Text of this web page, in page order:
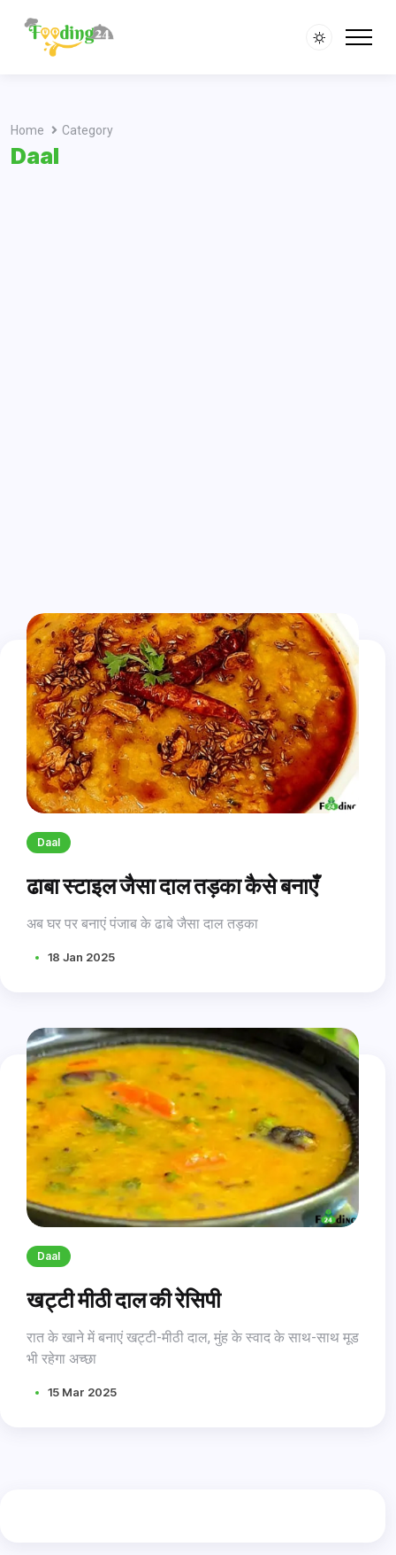
Home Category
Daal
Daal
ढाबा स्टाइल जैसा दाल तड़का कैसे बनाएँ
अब घर पर बनाएं पंजाब के ढाबे जैसा दाल तड़का
18 Jan 2025
Daal
खट्टी मीठी दाल की रेसिपी
रात के खाने में बनाएं खट्टी-मीठी दाल, मुंह के स्वाद के साथ-साथ मूड
भी रहेगा अच्छा
15 Mar 2025